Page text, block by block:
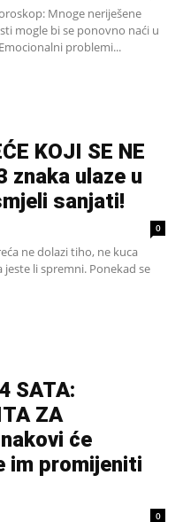
Mnoge neriješene
mogle bi se ponovno naći u
problemi...
KOJI SE NE
znaka ulaze u
sanjati!
0
ne dolazi tiho, ne kuca
li spremni. Ponekad se
SATA:
ZA
će
im promijeniti
0